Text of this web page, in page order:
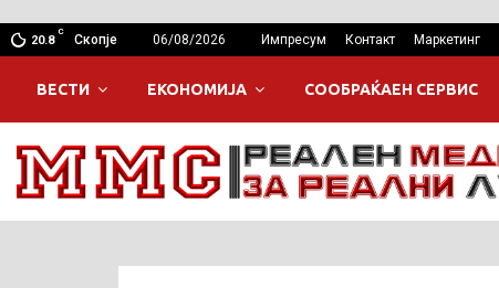
20.8
C
Скопје 06/08/2026 Импресум Контакт Маркетинг
ВЕСТИ ЕКОНОМИЈА СООБРАЌАЕН СЕРВИС